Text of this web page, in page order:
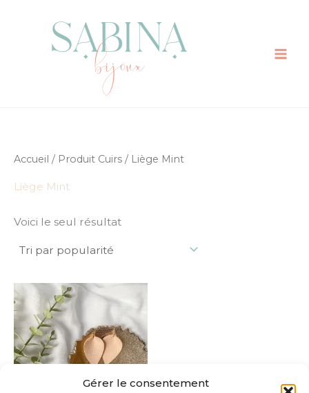
Gérer le consentement
Accueil / Produit Cuirs / Liège Mint
Liège Mint
Voici le seul résultat
produit
a
plusieurs
variations.